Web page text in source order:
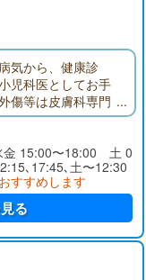
気から、健康診
児科医としてお手
傷等は皮膚科専門
して診察を受けら
ています。当ク
金 15:00〜18:00 土 0
､17:45､土〜12:30
すすめします
る